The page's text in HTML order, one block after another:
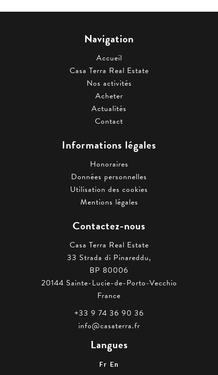
Navigation
Accueil
Casa Terra Real Estate
Nos activités
Acheter
Actualités
Contact
Informations légales
Honoraires
Données personnelles
Utilisation des cookies
Mentions légales
Contactez-nous
Casa Terra Real Estate
33 Strada di Pinareddu,
BP 80006
20144 Sainte-Lucie-de-Porto-Vecchio
France
+33 9 74 36 90 36
info@casaterra.fr
Langues
Fr En